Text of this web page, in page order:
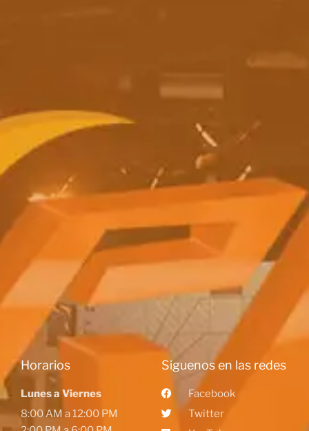
Horarios
Lunes a Viernes
8:00 AM a 12:00 PM
Siguenos en las redes
Facebook
Twitter